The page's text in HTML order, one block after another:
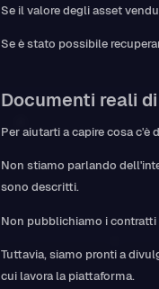
Se il valore degli asset
Se è stato possibile
Documenti reali
Per aiutarti a capire cosa
Non stiamo parlando
sono descritti.
Non pubblichiamo i
Tuttavia, siamo pronti a
cui lavora la piattaforma.